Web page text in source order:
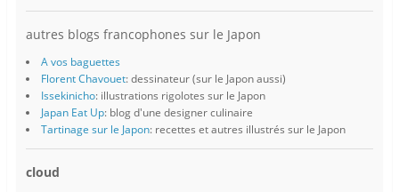
autres blogs francophones sur le Japon
A vos baguettes
Florent Chavouet: dessinateur (sur le Japon aussi)
Issekinicho: illustrations rigolotes sur le Japon
Japan Eat Up: blog d'une designer culinaire
Tartinage sur le Japon: recettes et autres illustrés sur le Japon
cloud